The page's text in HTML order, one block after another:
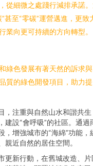
從細微之處踐行減排承諾
甚至“零碳”運營邁進，更致
業向更可持續的方向轉型。
綠色發展有著天然的訴求
質的綠色開發項目，助力
，注重與自然山水和諧共生
建設“會呼吸”的社區。通過
，增強城市的“海綿”功能，
近自然的居住空間。
更新行動，在舊城改造、片